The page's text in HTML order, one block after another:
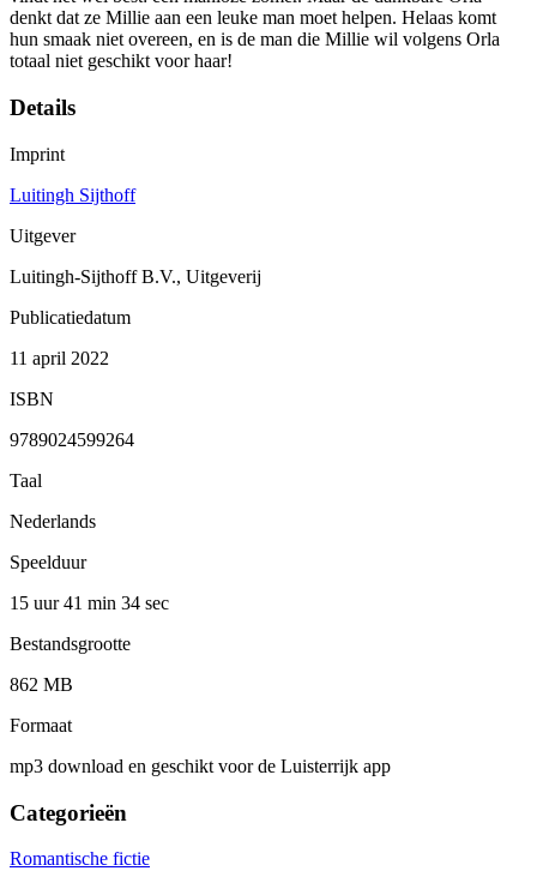
denkt dat ze Millie aan een leuke man moet helpen. Helaas komt
hun smaak niet overeen, en is de man die Millie wil volgens Orla
totaal niet geschikt voor haar!
Details
Imprint
Luitingh Sijthoff
Uitgever
Luitingh-Sijthoff B.V., Uitgeverij
Publicatiedatum
11 april 2022
ISBN
9789024599264
Taal
Nederlands
Speelduur
15 uur 41 min 34 sec
Bestandsgrootte
862 MB
Formaat
mp3 download en geschikt voor de Luisterrijk app
Categorieën
Romantische fictie